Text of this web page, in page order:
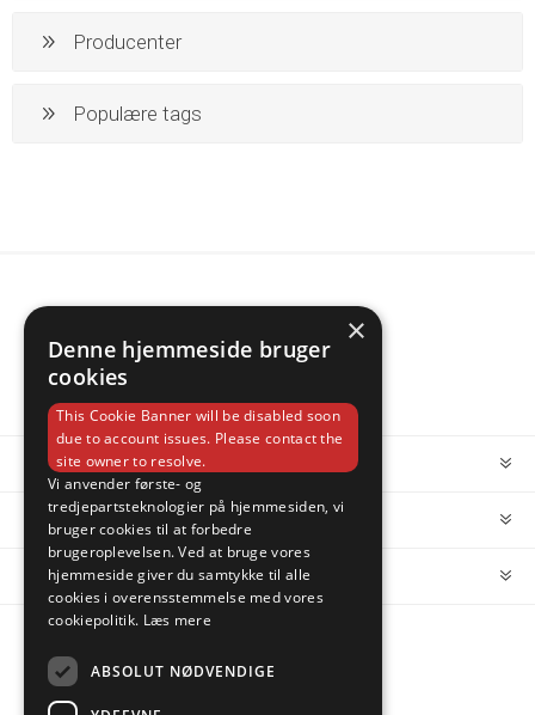
Producenter
Populære tags
MIN KONTO
KUNDESERVICE
FOLLOW US
×
Denne hjemmeside bruger
cookies
This Cookie Banner will be disabled soon
due to account issues. Please contact the
site owner to resolve.
Vi anvender første- og
tredjepartsteknologier på hjemmesiden, vi
bruger cookies til at forbedre
brugeroplevelsen. Ved at bruge vores
hjemmeside giver du samtykke til alle
cookies i overensstemmelse med vores
cookiepolitik. Læs mere
ABSOLUT NØDVENDIGE